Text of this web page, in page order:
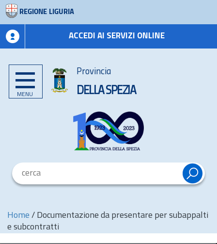
REGIONE LIGURIA
ACCEDI AI SERVIZI ONLINE
MENU
Provincia
DELLA SPEZIA
Home / Documentazione da presentare per subappalti
e subcontratti